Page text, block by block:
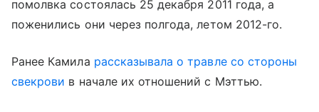
помолвка состоялась 25 декабря 2011 года, а
поженились они через полгода, летом 2012-го.
Ранее Камила рассказывала о травле со стороны
свекрови в начале их отношений с Мэттью.